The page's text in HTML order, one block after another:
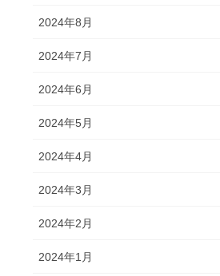
2024年8月
2024年7月
2024年6月
2024年5月
2024年4月
2024年3月
2024年2月
2024年1月